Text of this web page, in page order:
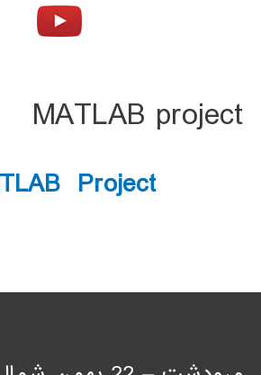
MATLAB project
Project